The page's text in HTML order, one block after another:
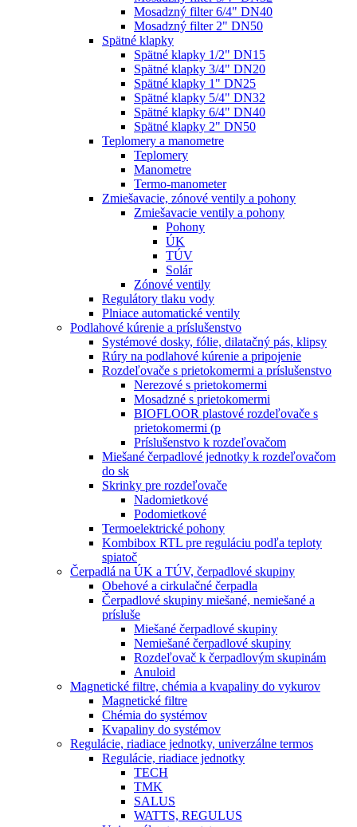
Mosadzný filter 6/4" DN40
Mosadzný filter 2" DN50
Spätné klapky
Spätné klapky 1/2" DN15
Spätné klapky 3/4" DN20
Spätné klapky 1" DN25
Spätné klapky 5/4" DN32
Spätné klapky 6/4" DN40
Spätné klapky 2" DN50
Teplomery a manometre
Teplomery
Manometre
Termo-manometer
Zmiešavacie, zónové ventily a pohony
Zmiešavacie ventily a pohony
Pohony
ÚK
TÚV
Solár
Zónové ventily
Regulátory tlaku vody
Plniace automatické ventily
Podlahové kúrenie a príslušenstvo
Systémové dosky, fólie, dilatačný pás, klipsy
Rúry na podlahové kúrenie a pripojenie
Rozdeľovače s prietokomermi a príslušenstvo
Nerezové s prietokomermi
Mosadzné s prietokomermi
BIOFLOOR plastové rozdeľovače s
prietokomermi (p
Príslušenstvo k rozdeľovačom
Miešané čerpadlové jednotky k rozdeľovačom
do sk
Skrinky pre rozdeľovače
Nadomietkové
Podomietkové
Termoelektrické pohony
Kombibox RTL pre reguláciu podľa teploty
spiatoč
Čerpadlá na ÚK a TÚV, čerpadlové skupiny
Obehové a cirkulačné čerpadla
Čerpadlové skupiny miešané, nemiešané a
prísluše
Miešané čerpadlové skupiny
Nemiešané čerpadlové skupiny
Rozdeľovač k čerpadlovým skupinám
Anuloid
Magnetické filtre, chémia a kvapaliny do vykurov
Magnetické filtre
Chémia do systémov
Kvapaliny do systémov
Regulácie, riadiace jednotky, univerzálne termos
Regulácie, riadiace jednotky
TECH
TMK
SALUS
WATTS, REGULUS